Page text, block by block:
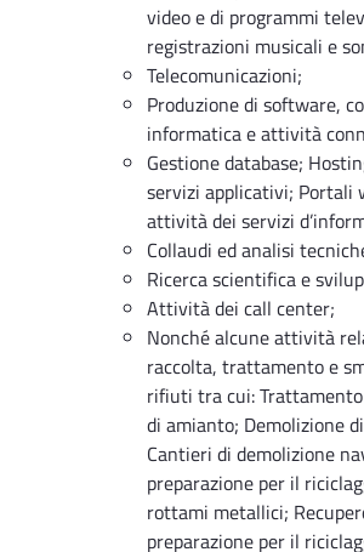
video e di programmi
registrazioni musicali e
Telecomunicazioni;
Produzione di software,
informatica e attività
Gestione database;
servizi applicativi; Portali
attività dei servizi
Collaudi ed analisi
Ricerca scientifica e
Attività dei call center;
Nonché alcune attività
raccolta, trattamento e
rifiuti tra cui:
di amianto; Demolizione
Cantieri di demolizione
preparazione per il
rottami metallici;
preparazione per il